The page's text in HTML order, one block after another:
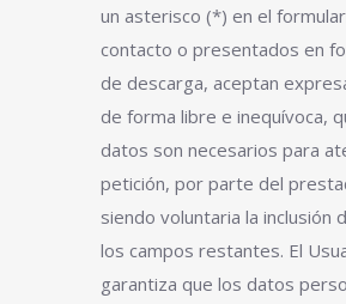
un asterisco (*) en el
contacto o presentados en
de descarga, aceptan
de forma libre e inequívoca,
datos son necesarios para
petición, por parte del
siendo voluntaria la inclusión
los campos restantes. El
garantiza que los datos